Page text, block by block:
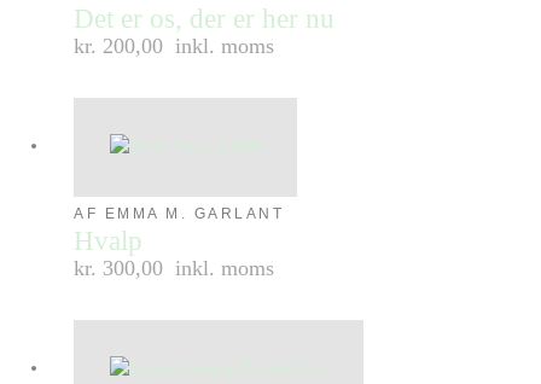
Det er os, der er her nu
kr. 200,00 inkl. moms
AF EMMA M. GARLANT
Hvalp
kr. 300,00 inkl. moms